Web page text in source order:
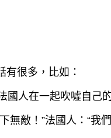
有很多，比如：
國人在一起吹噓自己
無敵！”法國人：“我